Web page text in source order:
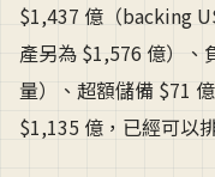
$1,437 億（backing
產另為 $1,576 億）、
量）、超額儲備 $71
$1,135 億，已經可以